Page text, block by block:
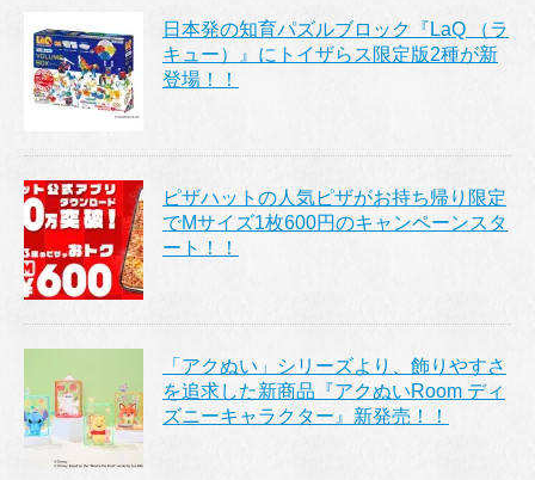
日本発の知育パズルブロック『LaQ （ラ
キュー）』にトイザらス限定版2種が新
登場！！
ピザハットの人気ピザがお持ち帰り限定
でMサイズ1枚600円のキャンペーンスタ
ート！！
「アクぬい」シリーズより、飾りやすさ
を追求した新商品『アクぬいRoom ディ
ズニーキャラクター』新発売！！